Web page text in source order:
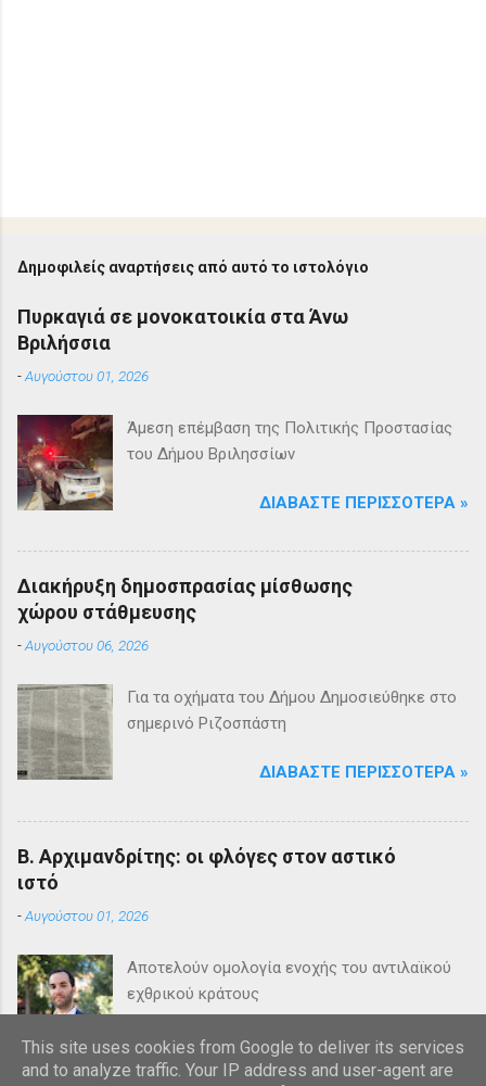
Δημοφιλείς αναρτήσεις από αυτό το ιστολόγιο
Πυρκαγιά σε μονοκατοικία στα Άνω
Βριλήσσια
-Αυγούστου 01, 2026
Άμεση επέμβαση της Πολιτικής Προστασίας
του Δήμου Βριλησσίων
ΔΙΑΒΆΣΤΕ ΠΕΡΙΣΣΌΤΕΡΑ »
Διακήρυξη δημοσπρασίας μίσθωσης
χώρου στάθμευσης
-Αυγούστου 06, 2026
Για τα οχήματα του Δήμου Δημοσιεύθηκε στο
σημερινό Ριζοσπάστη
ΔΙΑΒΆΣΤΕ ΠΕΡΙΣΣΌΤΕΡΑ »
Β. Αρχιμανδρίτης: οι φλόγες στον αστικό
ιστό
-Αυγούστου 01, 2026
Αποτελούν ομολογία ενοχής του αντιλαϊκού
εχθρικού κράτους
ΔΙΑΒΆΣΤΕ ΠΕΡΙΣΣΌΤΕΡΑ »
This site uses cookies from Google to deliver its services
and to analyze traffic. Your IP address and user-agent are